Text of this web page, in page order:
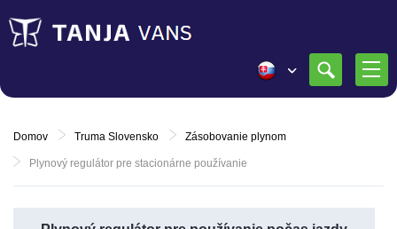
Domov Truma Slovensko Zásobovanie plynom
Plynový regulátor pre stacionárne používanie